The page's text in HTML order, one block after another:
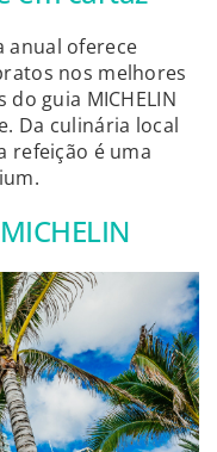
anual oferece
nos melhores
guia MICHELIN
Da culinária local
refeição é uma